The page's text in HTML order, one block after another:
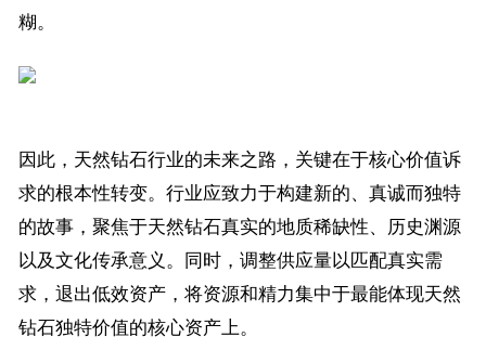
糊。
因此，天然钻石行业的未来之路，关键在于核心价值诉
求的根本性转变。行业应致力于构建新的、真诚而独特
的故事，聚焦于天然钻石真实的地质稀缺性、历史渊源
以及文化传承意义。同时，调整供应量以匹配真实需
求，退出低效资产，将资源和精力集中于最能体现天然
钻石独特价值的核心资产上。